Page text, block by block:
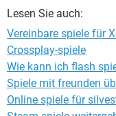
Lesen Sie auch:
Vereinbare spiele für
Crossplay-spiele
Wie kann ich flash
Spiele mit freunden
Online spiele für